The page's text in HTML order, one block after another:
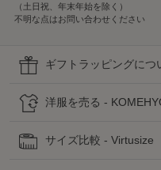
（土日祝、年末年始を除く）
不明な点はお問い合わせください
ギフトラッピングにつ
洋服を売る -
サイズ比較 - Virtusize